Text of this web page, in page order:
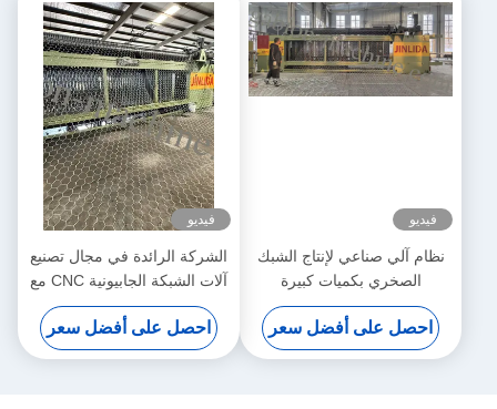
فيديو
نظام آلي صناعي لإنتاج الشبك
الصخري بكميات كبيرة
احصل على أفضل سعر
فيديو
الشركة الرائدة في مجال تصنيع
آلات الشبكة الجابيونية CNC مع
30 عاما من الخبرة
احصل على أفضل سعر